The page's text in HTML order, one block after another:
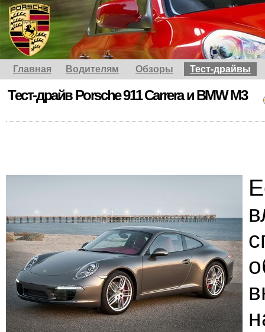
Главная Водителям Обзоры Тест-драйвы
Тест-драйв Porsche 911 Carrera и BMW M3